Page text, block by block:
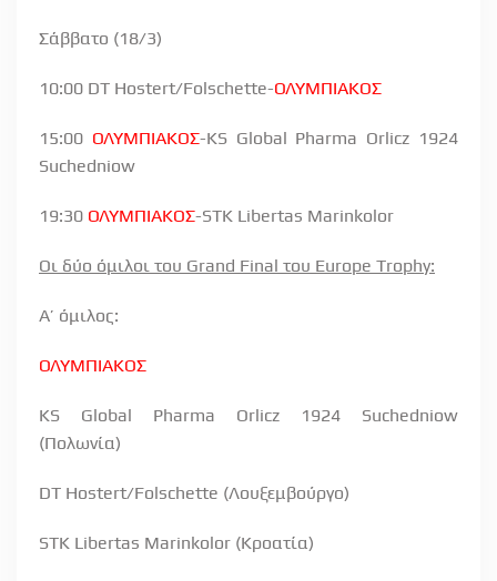
Σάββατο (18/3)
10:00 DT Hostert/Folschette-ΟΛΥΜΠΙΑΚΟΣ
15:00 ΟΛΥΜΠΙΑΚΟΣ-KS Global Pharma Orlicz 1924
Suchedniow
19:30 ΟΛΥΜΠΙΑΚΟΣ-STK Libertas Marinkolor
Οι δύο όμιλοι του Grand Final του Europe Trophy:
Α’ όμιλος:
ΟΛΥΜΠΙΑΚΟΣ
KS Global Pharma Orlicz 1924 Suchedniow
(Πολωνία)
DT Hostert/Folschette (Λουξεμβούργο)
STK Libertas Marinkolor (Κροατία)